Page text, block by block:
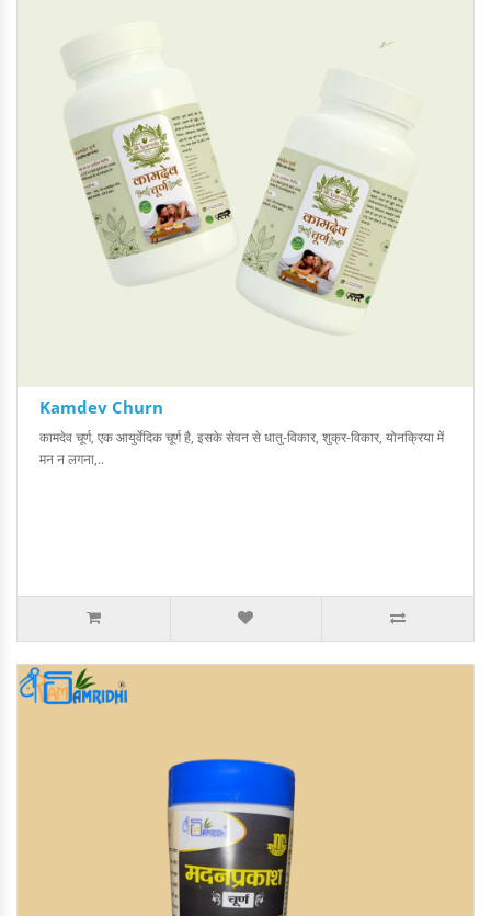
Kamdev Churn
कामदेव चूर्ण, एक आयुर्वेदिक चूर्ण है, इसके सेवन से धातु-विकार, शुक्र-विकार, योनक्रिया में
मन न लगना,..